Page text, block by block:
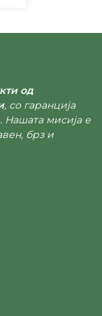
од
, со гаранција
Нашата мисија е
брз и